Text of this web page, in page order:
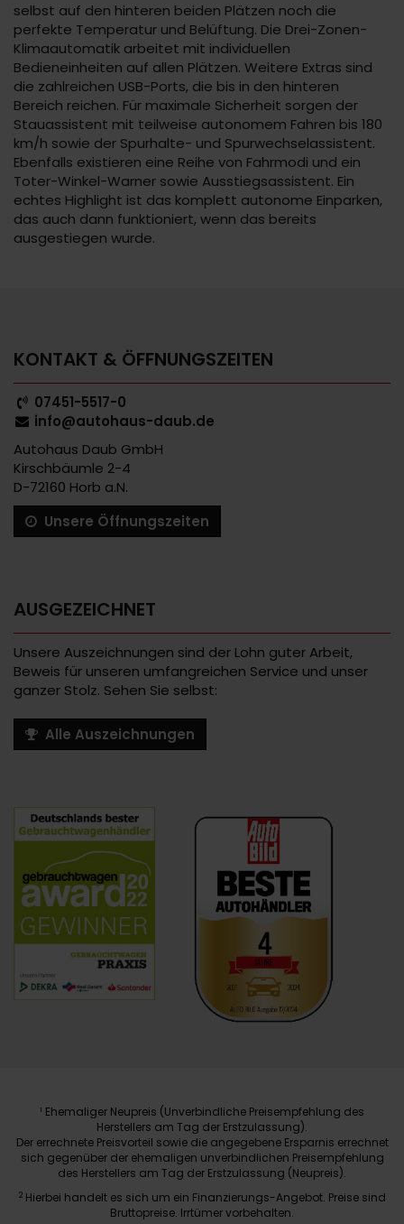
selbst auf den hinteren beiden Plätzen noch die
perfekte Temperatur und Belüftung. Die Drei-Zonen-
Klimaautomatik arbeitet mit individuellen
Bedieneinheiten auf allen Plätzen. Weitere Extras sind
die zahlreichen USB-Ports, die bis in den hinteren
Bereich reichen. Für maximale Sicherheit sorgen der
Stauassistent mit teilweise autonomem Fahren bis 180
km/h sowie der Spurhalte- und Spurwechselassistent.
Ebenfalls existieren eine Reihe von Fahrmodi und ein
Toter-Winkel-Warner sowie Ausstiegsassistent. Ein
echtes Highlight ist das komplett autonome Einparken,
das auch dann funktioniert, wenn das bereits
ausgestiegen wurde.
KONTAKT & ÖFFNUNGSZEITEN
07451-5517-0
info@autohaus-daub.de
Autohaus Daub GmbH
Kirschbäumle 2-4
D-72160 Horb a.N.
Unsere Öffnungszeiten
AUSGEZEICHNET
Unsere Auszeichnungen sind der Lohn guter Arbeit,
Beweis für unseren umfangreichen Service und unser
ganzer Stolz. Sehen Sie selbst:
Alle Auszeichnungen
1 Ehemaliger Neupreis (Unverbindliche Preisempfehlung des
Herstellers am Tag der Erstzulassung).
Der errechnete Preisvorteil sowie die angegebene Ersparnis errechnet
sich gegenüber der ehemaligen unverbindlichen Preisempfehlung
des Herstellers am Tag der Erstzulassung (Neupreis).
2 Hierbei handelt es sich um ein Finanzierungs-Angebot. Preise sind
Bruttopreise. Irrtümer vorbehalten.